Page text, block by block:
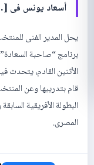
أسعاد يونس فى
يحل المدير الفنى
برنامج “صاحبة
الأثنين القادم، يتحدث
قام بتدريبها وعن
البطولة الأفريقية
المصرى.